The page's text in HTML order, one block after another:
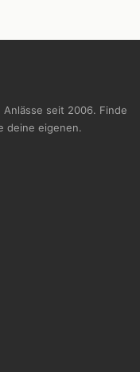
seit 2006. Finde
deine eigenen.